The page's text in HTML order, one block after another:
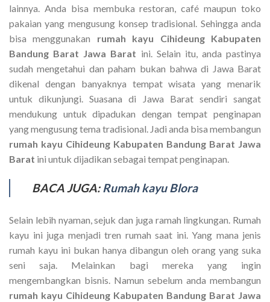
lainnya. Anda bisa membuka restoran, café maupun toko
pakaian yang mengusung konsep tradisional. Sehingga anda
bisa menggunakan rumah kayu Cihideung Kabupaten
Bandung Barat Jawa Barat ini. Selain itu, anda pastinya
sudah mengetahui dan paham bukan bahwa di Jawa Barat
dikenal dengan banyaknya tempat wisata yang menarik
untuk dikunjungi. Suasana di Jawa Barat sendiri sangat
mendukung untuk dipadukan dengan tempat penginapan
yang mengusung tema tradisional. Jadi anda bisa membangun
rumah kayu Cihideung Kabupaten Bandung Barat Jawa
Barat ini untuk dijadikan sebagai tempat penginapan.
BACA JUGA:Rumah kayu Blora
Selain lebih nyaman, sejuk dan juga ramah lingkungan. Rumah
kayu ini juga menjadi tren rumah saat ini. Yang mana jenis
rumah kayu ini bukan hanya dibangun oleh orang yang suka
seni saja. Melainkan bagi mereka yang ingin
mengembangkan bisnis. Namun sebelum anda membangun
rumah kayu Cihideung Kabupaten Bandung Barat Jawa